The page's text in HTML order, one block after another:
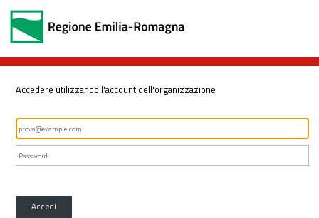
Accedere utilizzando l'account dell'organizzazione
Accedi